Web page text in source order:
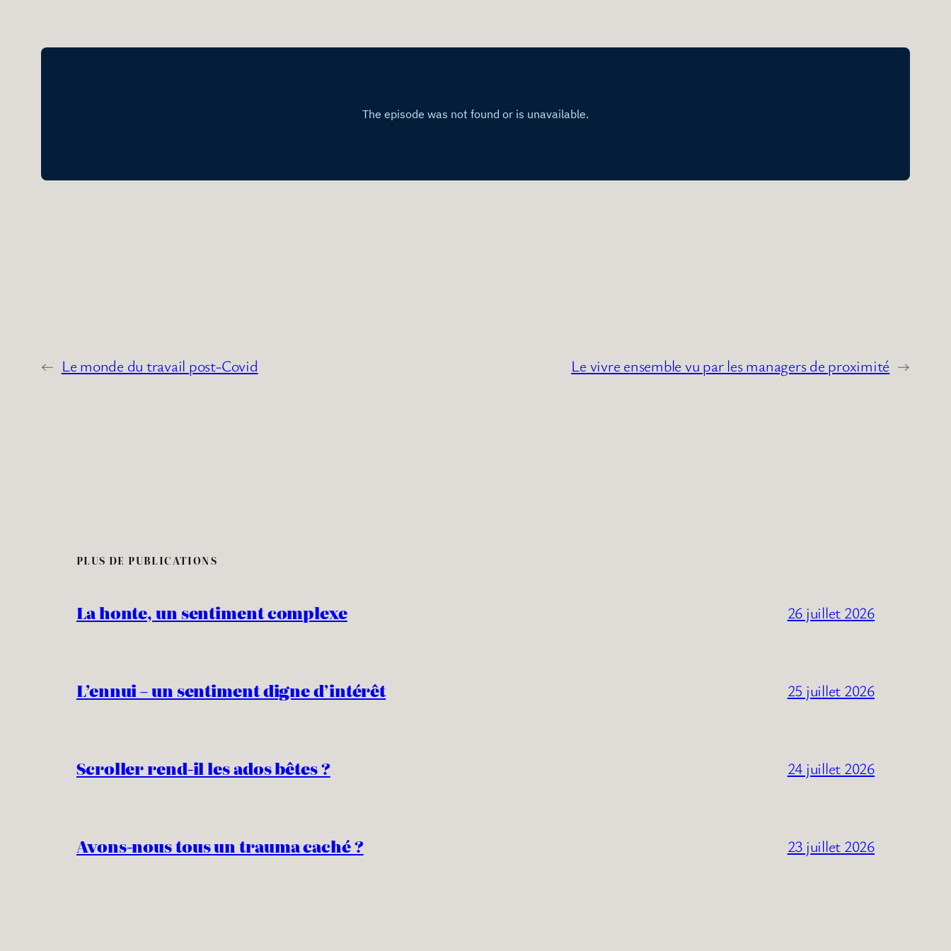
← Le monde du travail post-Covid Le vivre ensemble vu par les managers de proximité →
PLUS DE PUBLICATIONS
La honte, un sentiment complexe 26 juillet 2026
L’ennui – un sentiment digne d’intérêt 25 juillet 2026
Scroller rend-il les ados bêtes ? 24 juillet 2026
Avons-nous tous un trauma caché ? 23 juillet 2026